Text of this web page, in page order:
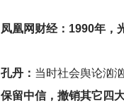
凤凰网财经：1990年，
孔丹： 当时社会舆论汹汹
保留中信，撤销其它四